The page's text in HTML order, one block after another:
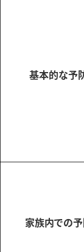
基本的な予
家族内での